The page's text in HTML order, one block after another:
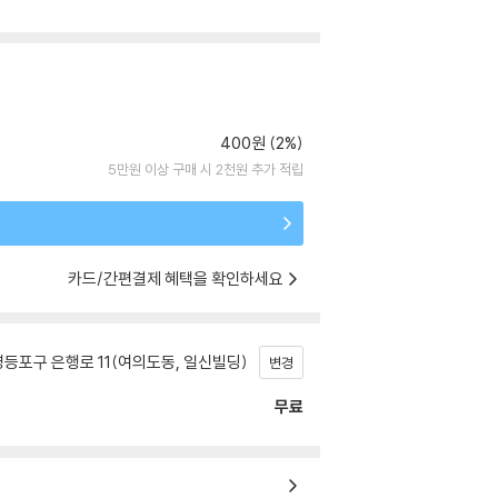
400원 (2%)
5만원 이상 구매 시 2천원 추가 적립
카드/간편결제 혜택을 확인하세요
포구 은행로 11(여의도동, 일신빌딩) 변경
무료